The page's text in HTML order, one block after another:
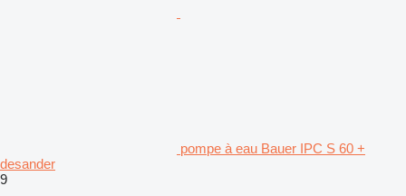
pompe à eau Bauer IPC S 60 +
desander
9